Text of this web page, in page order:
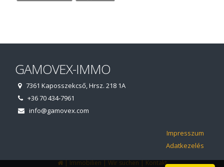
GAMOVEX-IMMO
7361 Kaposszekcső, Hrsz. 218 1A
+36 70 434-7961
info@gamovex.com
Impresszum
Adatkezelés
|Immobilien|Wir suchen|Kontakt